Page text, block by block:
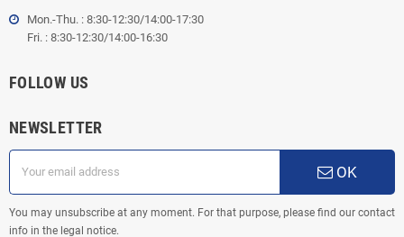
Mon.-Thu. : 8:30-12:30/14:00-17:30
Fri. : 8:30-12:30/14:00-16:30
FOLLOW US
NEWSLETTER
OK
You may unsubscribe at any moment. For that purpose, please find our contact
info in the legal notice.